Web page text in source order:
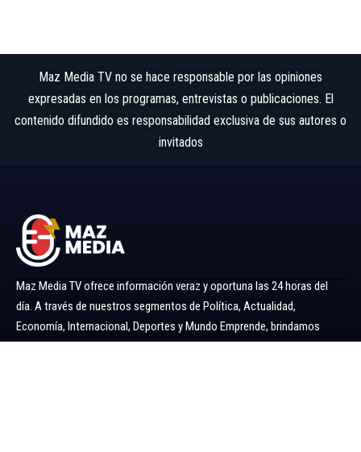
Maz Media TV no se hace responsable por las opiniones
expresadas en los programas, entrevistas o publicaciones. El
contenido difundido es responsabilidad exclusiva de sus autores o
invitados
Maz Media TV ofrece información veraz y oportuna las 24 horas del
día. A través de nuestros segmentos de Política, Actualidad,
Economía, Internacional, Deportes y Mundo Emprende, brindamos
noticias y análisis confiables para mantenerlo siempre informado.